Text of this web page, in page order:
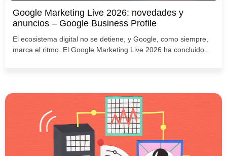
Google Marketing Live 2026: novedades y
anuncios – Google Business Profile
El ecosistema digital no se detiene, y Google, como siempre,
marca el ritmo. El Google Marketing Live 2026 ha concluido...